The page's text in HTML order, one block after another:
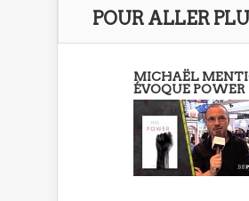
POUR ALLER
MICHAËL
ÉVOQUE POWER